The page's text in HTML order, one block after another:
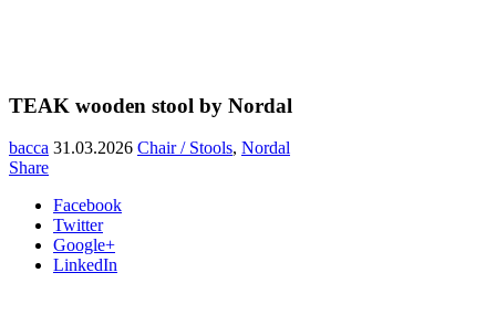
TEAK wooden stool by Nordal
bacca 31.03.2026 Chair / Stools, Nordal
Share
Facebook
Twitter
Google+
LinkedIn